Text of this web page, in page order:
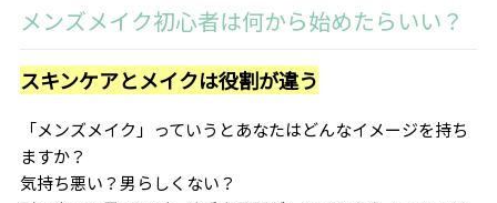
メンズメイク初心者は何から始めたらいい？
スキンケアとメイクは役割が違う
「メンズメイク」っていうとあなたはどんなイメージを持ち
ますか？
気持ち悪い？男らしくない？